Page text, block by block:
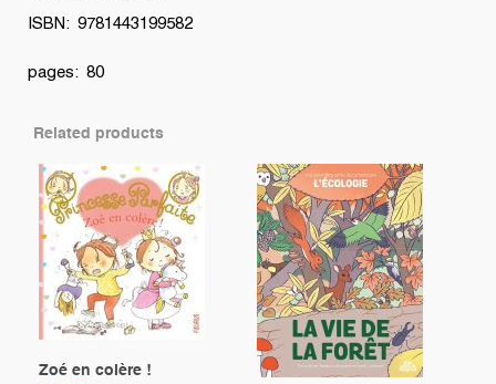
ISBN: 9781443199582
pages: 80
Related products
Zoé en colère !